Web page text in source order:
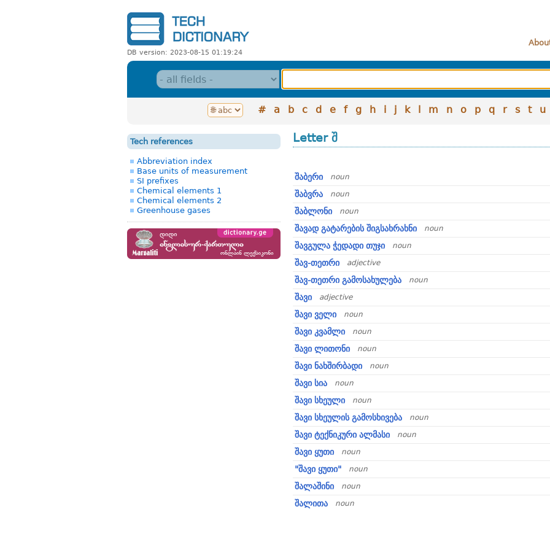
DB version: 2023-08-15 01:19:24
# a b c d e f g h i j k l m n o p q r s t u
Tech references
Abbreviation index
Base units of measurement
SI prefixes
Chemical elements 1
Chemical elements 2
Greenhouse gases
Letter შ
შაბერი noun
შაბვრა noun
შაბლონი noun
შავად გატარების შიგსახრახნი noun
შავგულა ჭედადი თუჯი noun
შავ-თეთრი adjective
შავ-თეთრი გამოსახულება noun
შავი adjective
შავი ველი noun
შავი კვამლი noun
შავი ლითონი noun
შავი ნახშირბადი noun
შავი სია noun
შავი სხეული noun
შავი სხეულის გამოსხივება noun
შავი ტექნიკური ალმასი noun
შავი ყუთი noun
"შავი ყუთი" noun
შალაშინი noun
შალითა noun